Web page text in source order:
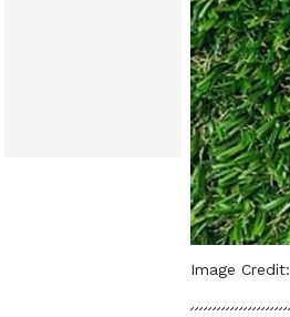
Image Credit: